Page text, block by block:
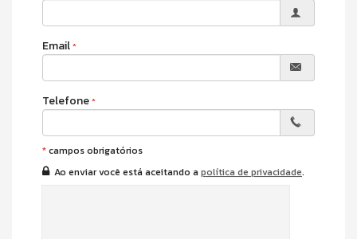
Email
Telefone
*campos obrigatórios
Ao enviar você está aceitando apolítica de privacidade.